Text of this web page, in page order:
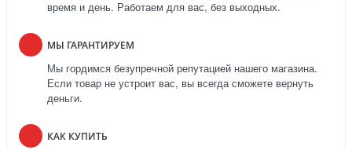
время и день. Работаем для вас, без выходных.
МЫ ГАРАНТИРУЕМ
Мы гордимся безупречной репутацией нашего магазина.
Если товар не устроит вас, вы всегда сможете вернуть
деньги.
КАК КУПИТЬ